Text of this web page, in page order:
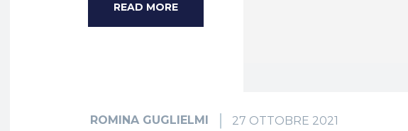
READ MORE
ROMINA GUGLIELMI 27 OTTOBRE 2021